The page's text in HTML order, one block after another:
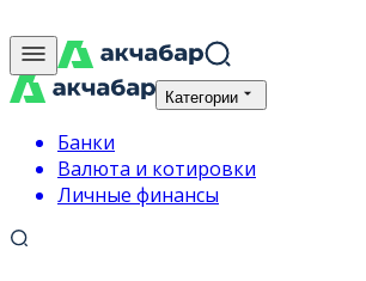
Категории
Банки
Валюта и котировки
Личные финансы